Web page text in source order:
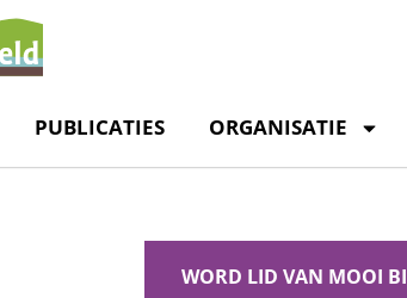
PUBLICATIES ORGANISATIE
WORD LID VAN MOOI